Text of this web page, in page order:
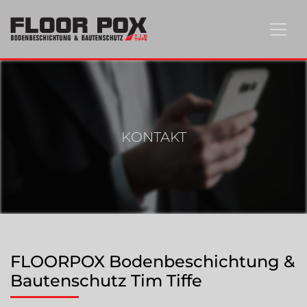
KONTAKT
FLOORPOX Bodenbeschichtung &
Bautenschutz Tim Tiffe